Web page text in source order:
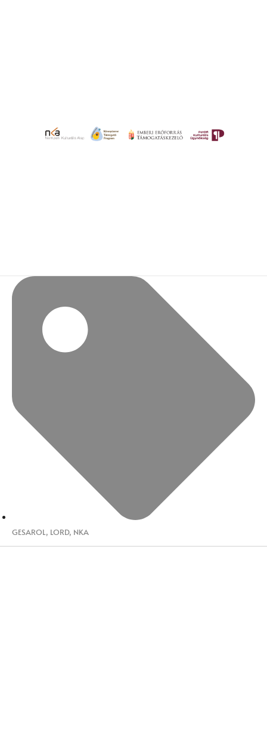
GESAROL, LORD, NKA